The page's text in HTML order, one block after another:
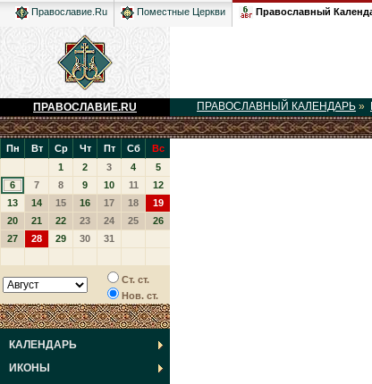
Православие.Ru Поместные Церкви Православный
ПРАВОСЛАВИЕ.RU ПРАВОСЛАВНЫЙ КАЛЕНДАРЬ »
Пн Вт Ср Чт Пт Сб
Вс
1
2 3 4
5
6
7 8 9 10 11
12
13
14 15 16 17 18
19
20
21 22 23 24 25
26
27
28 29 30 31
Ст. ст.
Нов. ст.
КАЛЕНДАРЬ
ИКОНЫ